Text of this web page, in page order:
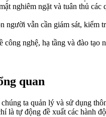
nghiêm ngặt và tuân thủ
vẫn cần giám sát, kiểm
nghệ, hạ tầng và đào tạo
quan
ta quản lý và sử dụng
là tự động đề xuất các hành